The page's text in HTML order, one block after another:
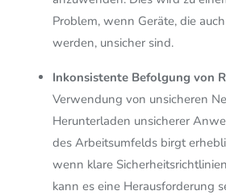
Problem, wenn Geräte, die
werden, unsicher sind.
Inkonsistente Befolgung von
Verwendung von unsicheren
Herunterladen unsicherer
des Arbeitsumfelds birgt
wenn klare
kann es eine Herausforderung